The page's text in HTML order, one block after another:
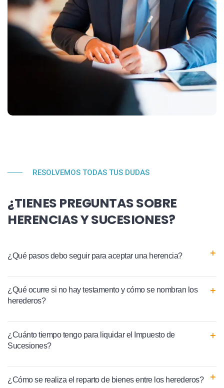
RESOLVEMOS TODAS TUS DUDAS
¿TIENES PREGUNTAS SOBRE
HERENCIAS Y SUCESIONES?
¿Qué pasos debo seguir para aceptar una herencia?
¿Qué ocurre si no hay testamento y cómo se nombran los
herederos?
¿Cuánto tiempo tengo para liquidar el Impuesto de
Sucesiones?
¿Cómo se realiza el reparto de bienes entre los herederos?